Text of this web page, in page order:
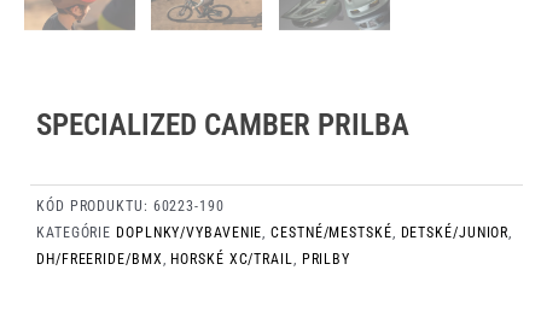
SPECIALIZED CAMBER PRILBA
KÓD PRODUKTU: 60223-190
KATEGÓRIE DOPLNKY/VYBAVENIE,CESTNÉ/MESTSKÉ, DETSKÉ/JUNIOR,
DH/FREERIDE/BMX, HORSKÉ XC/TRAIL, PRILBY